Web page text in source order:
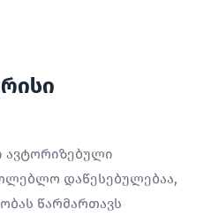
ავტორიზებული
დაწესებულებაა,
წარმართავს